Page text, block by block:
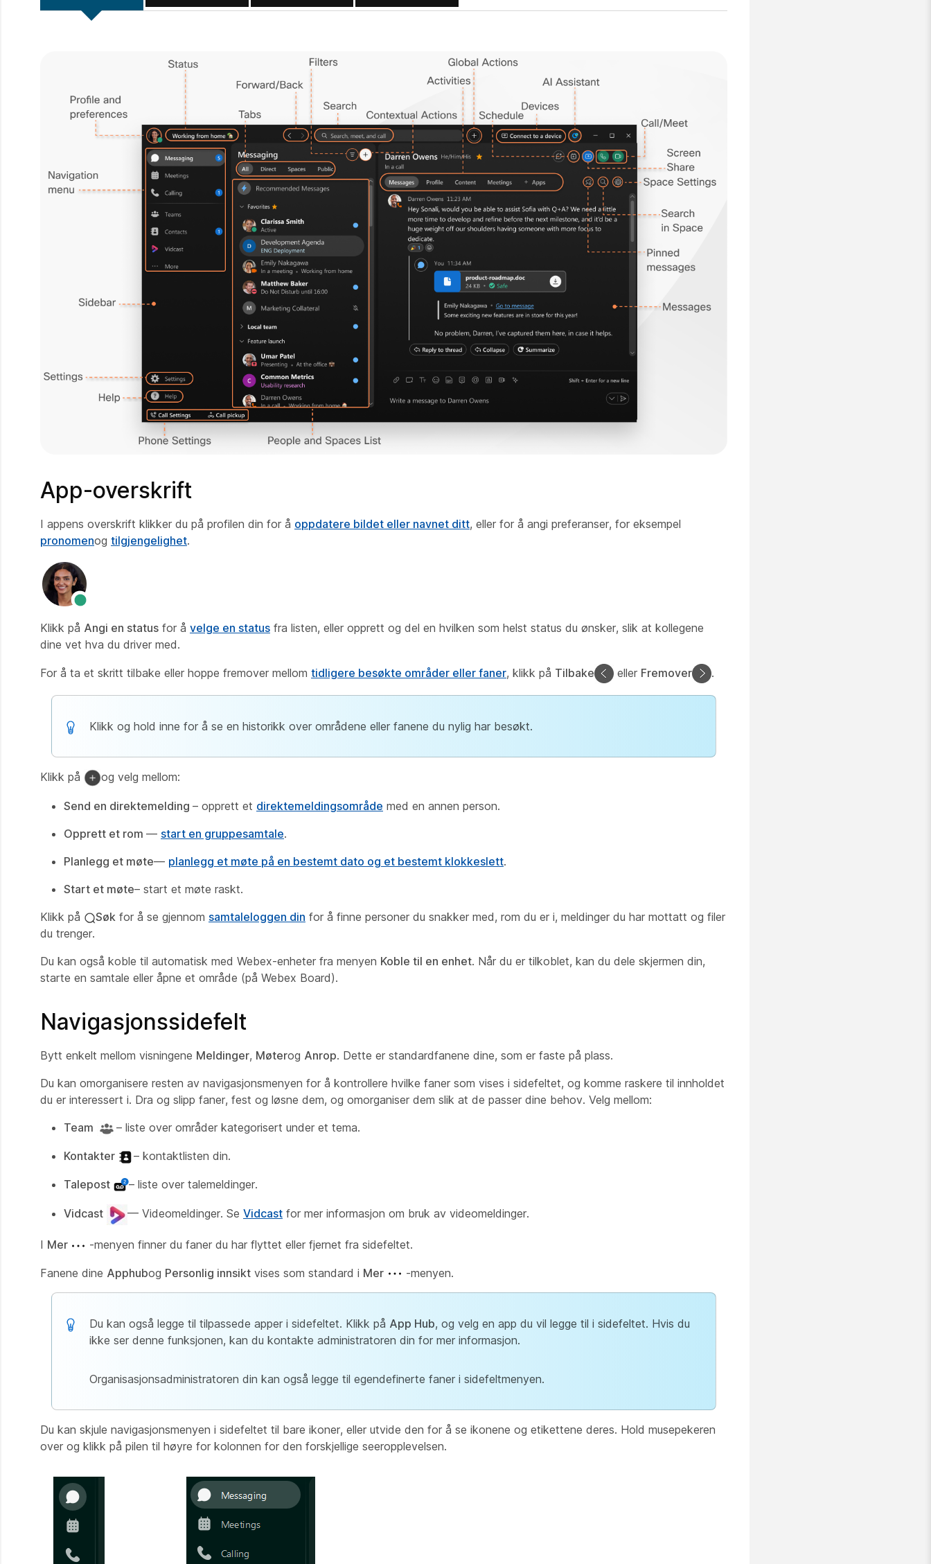
App-overskrift
I appens overskrift klikker du på profilen din for å oppdatere bildet eller navnet ditt, eller for å angi preferanser, for eksempel
pronomenog tilgjengelighet.
Klikk på Angi en status for å velge en status fra listen, eller opprett og del en hvilken som helst status du ønsker, slik at kollegene
dine vet hva du driver med.
For å ta et skritt tilbake eller hoppe fremover mellom tidligere besøkte områder eller faner, klikk på Tilbake eller Fremover .
Klikk og hold inne for å se en historikk over områdene eller fanene du nylig har besøkt.
Klikk på og velg mellom:
Send en direktemelding – opprett et direktemeldingsområde med en annen person.
Opprett et rom — start en gruppesamtale.
Planlegg et møte— planlegg et møte på en bestemt dato og et bestemt klokkeslett.
Start et møte– start et møte raskt.
Klikk på
Søk for å se gjennom samtaleloggen din for å finne personer du snakker med, rom du er i, meldinger du har mottatt og filer
du trenger.
Du kan også koble til automatisk med Webex-enheter fra menyen Koble til en enhet. Når du er tilkoblet, kan du dele skjermen din,
starte en samtale eller åpne et område (på Webex Board).
Navigasjonssidefelt
Bytt enkelt mellom visningene Meldinger, Møterog Anrop. Dette er standardfanene dine, som er faste på plass.
Du kan omorganisere resten av navigasjonsmenyen for å kontrollere hvilke faner som vises i sidefeltet, og komme raskere til innholdet
du er interessert i. Dra og slipp faner, fest og løsne dem, og omorganiser dem slik at de passer dine behov. Velg mellom:
Team
– liste over områder kategorisert under et tema.
Kontakter – kontaktlisten din.
Talepost – liste over talemeldinger.
Vidcast — Videomeldinger. Se Vidcast for mer informasjon om bruk av videomeldinger.
I Mer -menyen finner du faner du har flyttet eller fjernet fra sidefeltet.
Fanene dine Apphubog Personlig innsikt vises som standard i Mer -menyen.
Du kan også legge til tilpassede apper i sidefeltet. Klikk på App Hub, og velg en app du vil legge til i sidefeltet. Hvis du
ikke ser denne funksjonen, kan du kontakte administratoren din for mer informasjon.
Organisasjonsadministratoren din kan også legge til egendefinerte faner i sidefeltmenyen.
Du kan skjule navigasjonsmenyen i sidefeltet til bare ikoner, eller utvide den for å se ikonene og etikettene deres. Hold musepekeren
over og klikk på pilen til høyre for kolonnen for den forskjellige seeropplevelsen.